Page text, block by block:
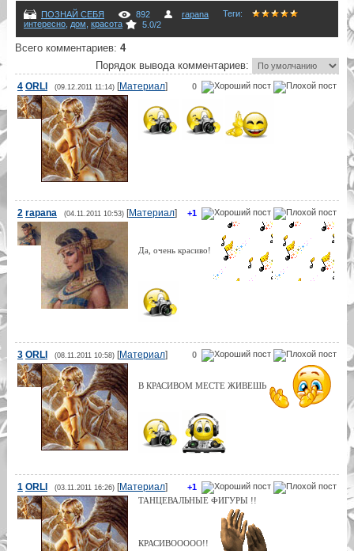
ПОЗНАЙ СЕБЯ 892 rapana Теги:
интересно, дом красота 5.0/2
Всего комментариев: 4
Порядок вывода комментариев:
0
4 ORLI (09.12.2011 11:14)[Материал]
+1
2 rapana (04.11.2011 10:53)[Материал]
Да, очень красиво!
0
3 ORLI (08.11.2011 10:58)[Материал]
В КРАСИВОМ МЕСТЕ ЖИВЕШЬ
+1
1 ORLI (03.11.2011 16:26)[Материал]
ТАНЦЕВАЛЬНЫЕ ФИГУРЫ !!
КРАСИВООООО!!